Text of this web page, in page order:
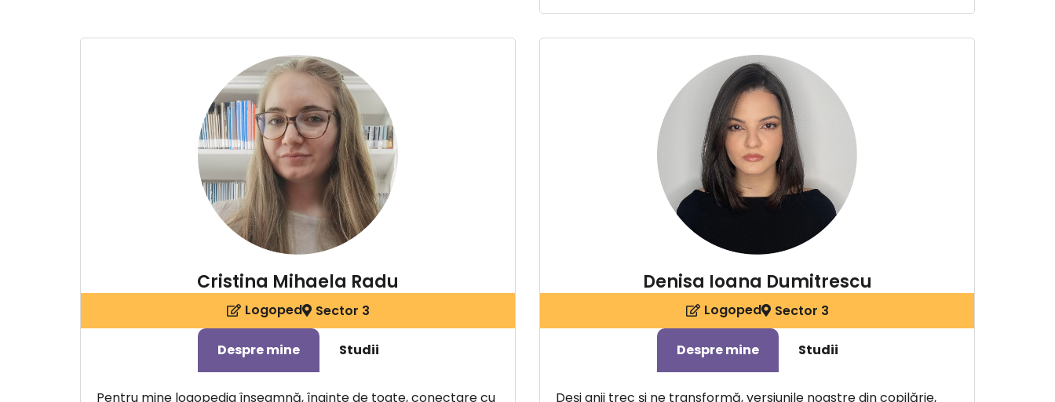
Cristina Mihaela Radu
Logoped Sector 3
Despre mine Studii
Pentru mine logopedia înseamnă, înainte de toate, conectare cu
Denisa Ioana Dumitrescu
Logoped Sector 3
Despre mine Studii
Deși anii trec și ne transformă, versiunile noastre din copilărie,